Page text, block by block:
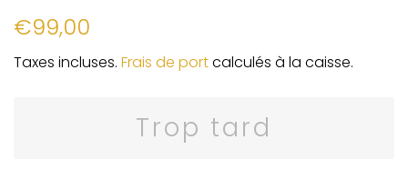
Prix
€99,00
Taxes incluses. Frais de portcalculés à la caisse.
Trop tard